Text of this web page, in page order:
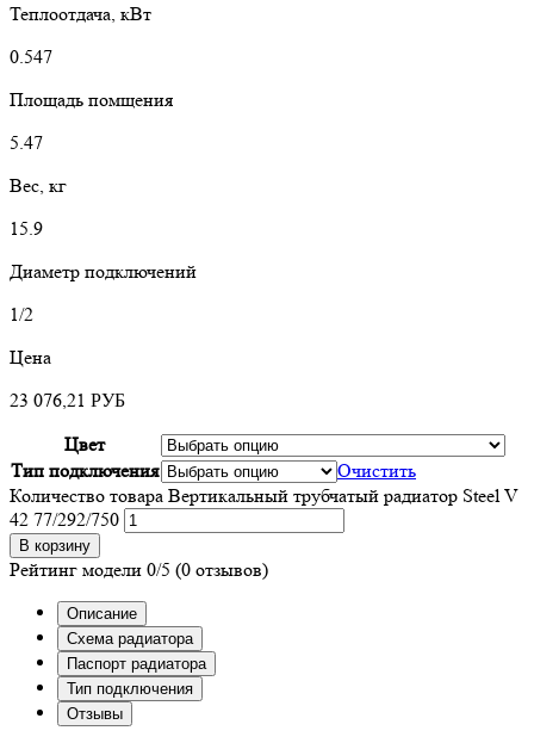
Теплоотдача, кВт
0.547
Площадь помщения
5.47
Вес, кг
15.9
Диаметр подключений
1/2
Цена
23 076,21 РУБ
Цвет
Тип подключения
Очистить
Количество товара Вертикальный трубчатый радиатор Steel V
42 77/292/750
В корзину
Рейтинг модели 0/5 (0 отзывов)
Описание
Схема радиатора
Паспорт радиатора
Тип подключения
Отзывы